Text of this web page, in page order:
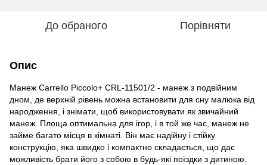
До обраного Порівняти
Опис
Манеж Carrello Piccolo+ CRL-11501/2 - манеж з подвійним
дном, де верхній рівень можна встановити для сну малюка від
народження, і знімати, щоб використовувати як звичайний
манеж. Площа оптимальна для ігор, і в той же час, манеж не
займе багато місця в кімнаті. Він має надійну і стійку
конструкцію, яка швидко і компактно складається, що дає
можливість брати його з собою в будь-які поїздки з дитиною.